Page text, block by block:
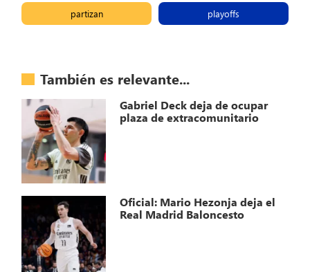
partizan playoffs
También es relevante...
Gabriel Deck deja de ocupar
plaza de extracomunitario
Oficial: Mario Hezonja deja el
Real Madrid Baloncesto